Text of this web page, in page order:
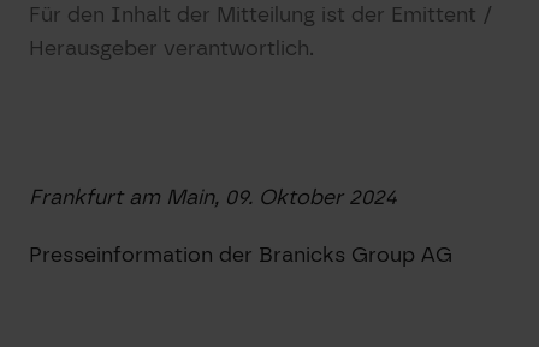
Für den Inhalt der Mitteilung ist der Emittent /
Herausgeber verantwortlich.
Frankfurt am Main, 09. Oktober 2024
Presseinformation der Branicks Group AG